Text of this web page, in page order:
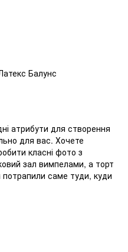
Балунс
атрибути для створення
для вас. Хочете
класні фото з
зал вимпелами, а торт
потрапили саме туди, куди